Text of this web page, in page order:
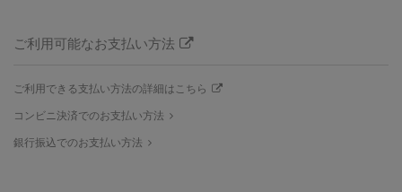
ご利用可能なお支払い方法
ご利用できる支払い方法の詳細はこちら
コンビニ決済でのお支払い方法
銀行振込でのお支払い方法